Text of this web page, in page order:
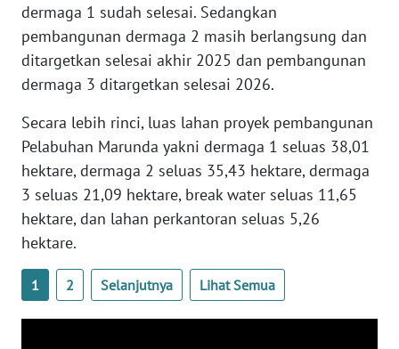
dermaga 1 sudah selesai. Sedangkan
pembangunan dermaga 2 masih berlangsung dan
ditargetkan selesai akhir 2025 dan pembangunan
dermaga 3 ditargetkan selesai 2026.
Secara lebih rinci, luas lahan proyek pembangunan
Pelabuhan Marunda yakni dermaga 1 seluas 38,01
hektare, dermaga 2 seluas 35,43 hektare, dermaga
3 seluas 21,09 hektare, break water seluas 11,65
hektare, dan lahan perkantoran seluas 5,26
hektare.
1 2 Selanjutnya Lihat Semua
WN
PAPUA
BARAT
RIAU
WN
SERAMBI
WN